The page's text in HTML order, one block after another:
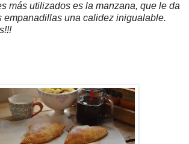
más utilizados es la manzana, que le da
empanadillas una calidez inigualable.